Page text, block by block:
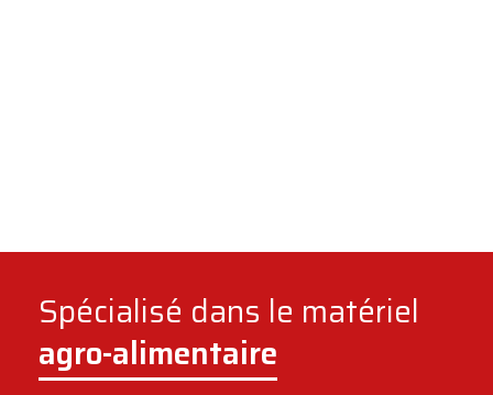
Spécialisé dans le matériel
agro-alimentaire